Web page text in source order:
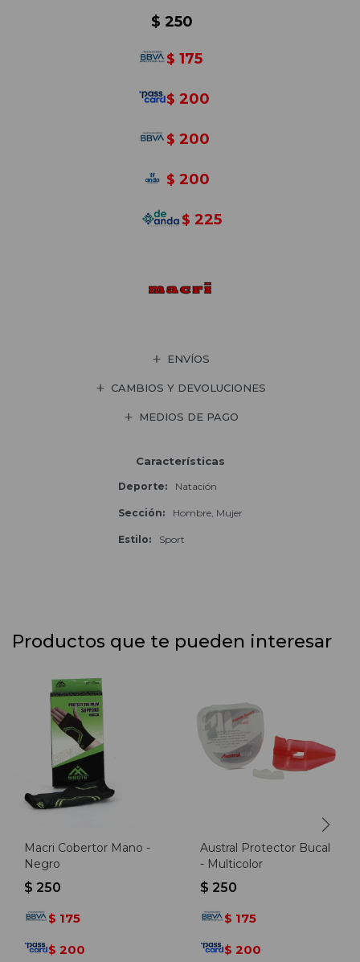
$ 250
$ 175
$ 200
$ 200
$ 200
$ 225
ENVÍOS
CAMBIOS Y DEVOLUCIONES
MEDIOS DE PAGO
Características
Deporte Natación
Sección Hombre, Mujer
Estilo Sport
Productos que te pueden interesar
Macri Cobertor Mano -
Negro
$ 250
$ 175
$ 200
Austral Protector Bucal
- Multicolor
$ 250
$ 175
$ 200